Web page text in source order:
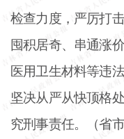
检查力度，严厉打
囤积居奇、串通涨
医用卫生材料等违
坚决从严从快顶格
究刑事责任。（省